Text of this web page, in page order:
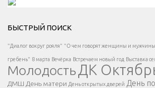
Есть вопрос?
Напишите нам
</span >
БЫСТРЫЙ ПОИСК
"Диалог вокруг рояля" "О чем говорят женщины и
гребень" 8 марта Вечёрка Встречаем новый год Выставка
МолодостьДК
ДМШ День матери День открытых дверей День